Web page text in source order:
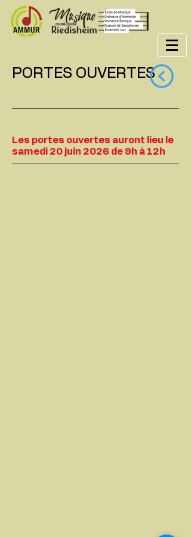
PORTES OUVERTES
Les portes ouvertes auront lieu le
samedi 20 juin 2026 de 9h à 12h